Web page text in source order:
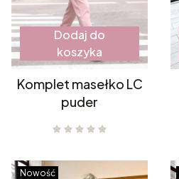
Dodaj do
koszyka
Komplet masełko LC
puder
Nowość